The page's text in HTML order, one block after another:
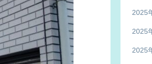
2025
2025
2025